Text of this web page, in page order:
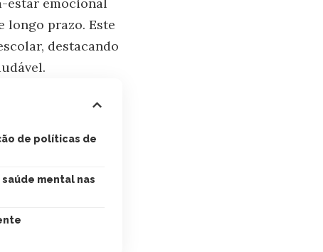
longo prazo. Este
destacando
de políticas de
mental nas